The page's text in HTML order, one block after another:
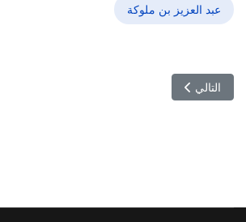
عبد العزيز بن ملوكة
المقال التالي: "ودّ" يتوج بالجائزة الكبرى في
التالي